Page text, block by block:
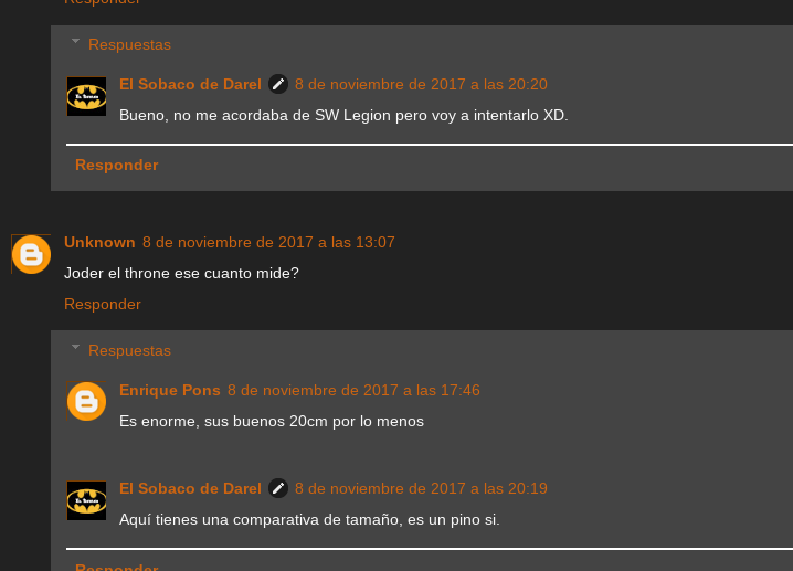
Respuestas
El Sobaco de Darel
8 de noviembre de 2017 a las 20:20
Bueno, no me acordaba de SW Legion pero voy a intentarlo XD.
Responder
Unknown 8 de noviembre de 2017 a las 13:07
Joder el throne ese cuanto mide?
Responder
Respuestas
Enrique Pons 8 de noviembre de 2017 a las 17:46
Es enorme, sus buenos 20cm por lo menos
El Sobaco de Darel
8 de noviembre de 2017 a las 20:19
Aquí tienes una comparativa de tamaño, es un pino si.